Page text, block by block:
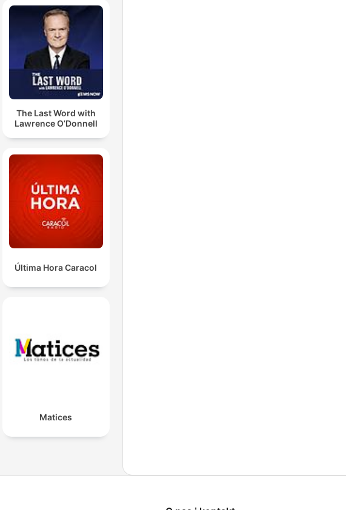
The Last Word with
Lawrence O’Donnell
Última Hora Caracol
Matices